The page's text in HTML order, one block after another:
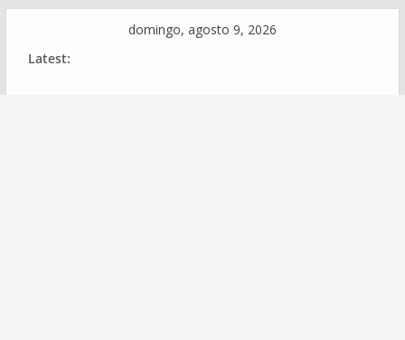
domingo, agosto 9, 2026
Latest: